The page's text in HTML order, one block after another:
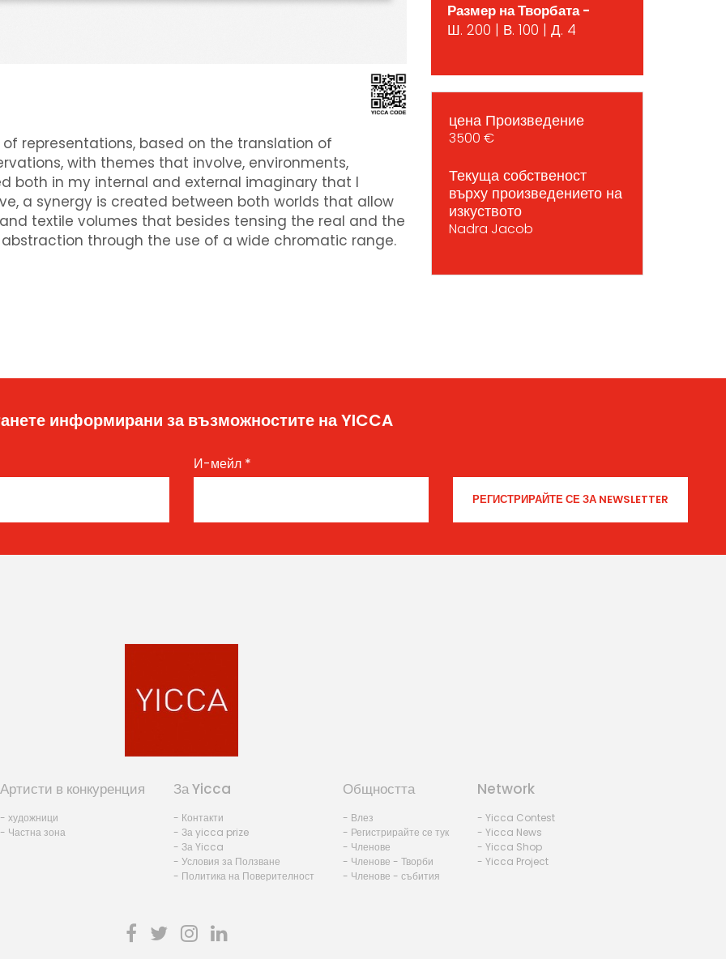
representations, based on the translation of
with themes that involve, environments,
both in my internal and external imaginary that I
a synergy is created between both worlds that allow
textile volumes that besides tensing the real and the
through the use of a wide chromatic range.
Размер на Творбата -
Ш. 200 | В. 100 | Д. 4
цена Произведение
3500 €
Текуща собственост
върху произведението на
изкуството
Nadra Jacob
информирани за възможностите на YICCA
И-мейл *
Артисти в конкуренция
- художници
- Частна зона
За Yicca
- Контакти
- За yicca prize
- За Yicca
- Условия за Ползване
- Политика на Поверителност
Общността
- Влез
- Регистрирайте се тук
- Членове
- Членове - Творби
- Членове - събития
Network
- Yicca Contest
- Yicca News
- Yicca Shop
- Yicca Project